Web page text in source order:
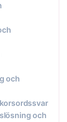
och
och